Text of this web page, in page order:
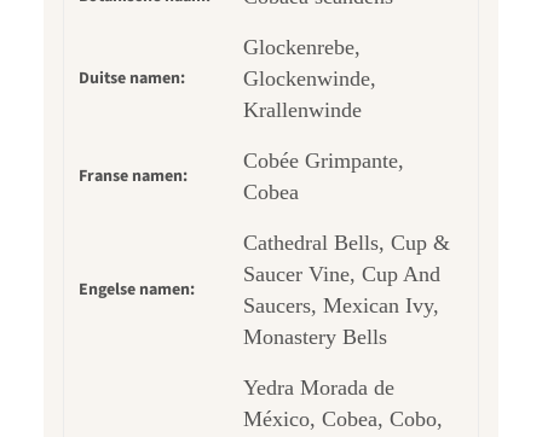
Duitse namen:
Glockenrebe,
Glockenwinde,
Krallenwinde
Franse namen:
Cobée Grimpante,
Cobea
Engelse namen:
Cathedral Bells, Cup &
Saucer Vine, Cup And
Saucers, Mexican Ivy,
Monastery Bells
Yedra Morada de
México, Cobea, Cobo,